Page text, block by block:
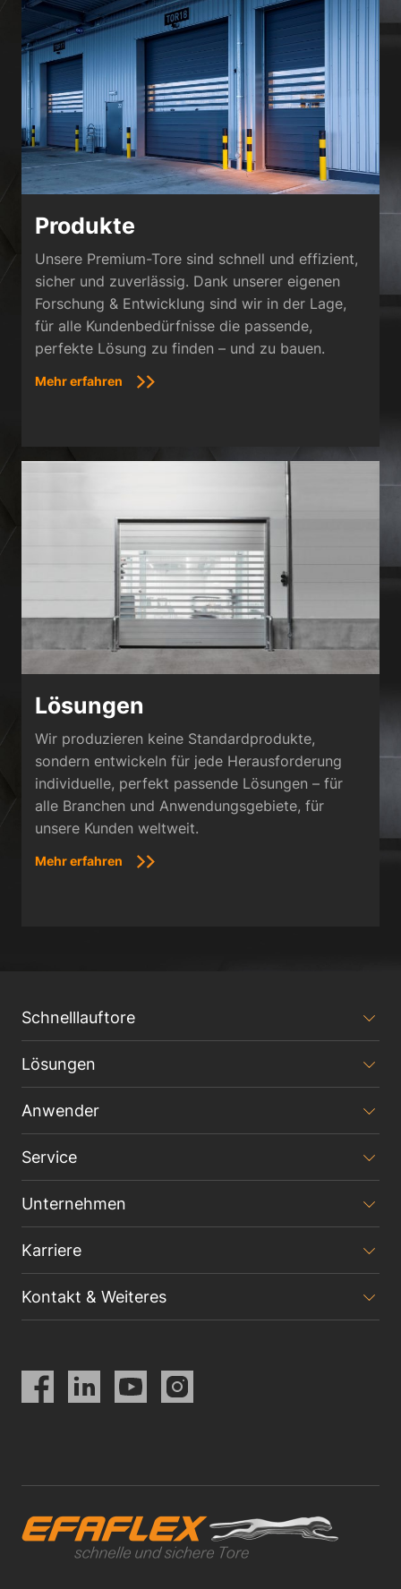
Produkte
Unsere Premium-Tore sind schnell und effizient,
sicher und zuverlässig. Dank unserer eigenen
Forschung & Entwicklung sind wir in der Lage,
für alle Kundenbedürfnisse die passende,
perfekte Lösung zu finden – und zu bauen.
Mehr erfahren
Lösungen
Wir produzieren keine Standardprodukte,
sondern entwickeln für jede Herausforderung
individuelle, perfekt passende Lösungen – für
alle Branchen und Anwendungsgebiete, für
unsere Kunden weltweit.
Mehr erfahren
Schnelllauftore
Lösungen
Anwender
Service
Unternehmen
Karriere
Kontakt & Weiteres